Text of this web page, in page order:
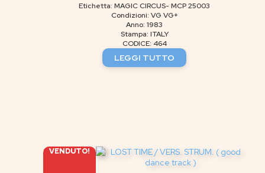
Etichetta: MAGIC CIRCUS- MCP 25003
Condizioni: VG VG+
Anno: 1983
Stampa: ITALY
CODICE: 464
LEGGI TUTTO
VENDUTO!